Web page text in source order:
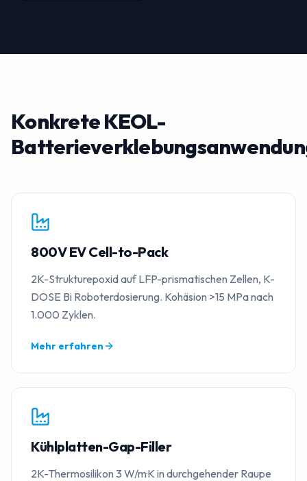
Konkrete KEOL-
800V EV Cell-to-Pack
2K-Strukturepoxid auf LFP-prismatischen Zellen, K-
DOSE Bi Roboterdosierung. Kohäsion >15 MPa nach
1.000 Zyklen.
Mehr erfahren
Kühlplatten-Gap-Filler
2K-Thermosilikon 3 W/m·K in durchgehender Raupe